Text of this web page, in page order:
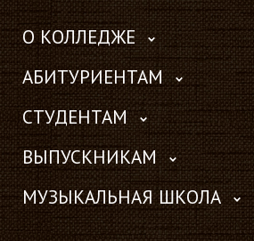
О КОЛЛЕДЖЕ
АБИТУРИЕНТАМ
СТУДЕНТАМ
ВЫПУСКНИКАМ
МУЗЫКАЛЬНАЯ ШКОЛА